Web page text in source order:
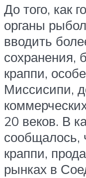
До того, как
органы
вводить
сохранения,
краппи,
Миссисипи,
20 веков. В
сообщалось,
краппи,
рынках в